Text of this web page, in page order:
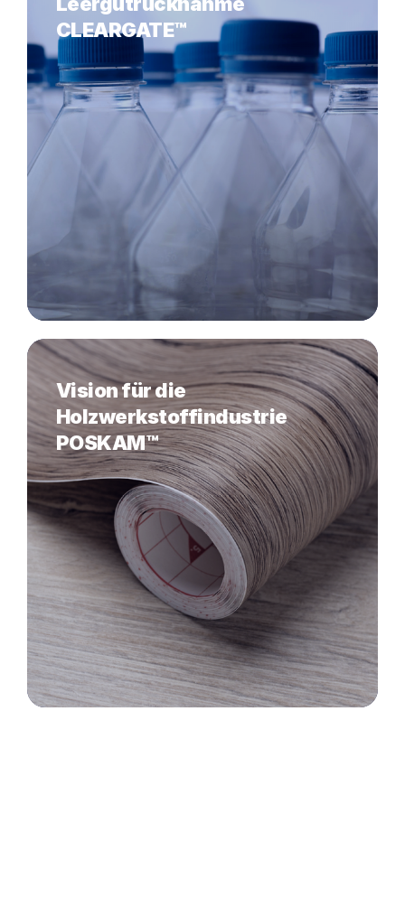
CLEARGATE™
Vision für die
Holzwerkstoffindustrie
POSKAM™